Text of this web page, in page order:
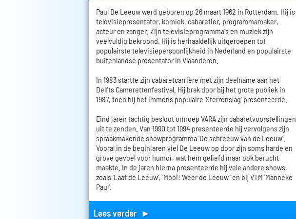
Paul De Leeuw werd geboren op 26 maart 1962 in Rotterdam. Hij is
televisiepresentator, komiek, cabaretier, programmamaker,
acteur en zanger. Zijn televisieprogramma's en muziek zijn
veelvuldig bekroond. Hij is herhaaldelijk uitgeroepen tot
populairste televisiepersoonlijkheid in Nederland en populairste
buitenlandse presentator in Vlaanderen.
In 1983 startte zijn cabaretcarrière met zijn deelname aan het
Delfts Camerettenfestival. Hij brak door bij het grote publiek in
1987, toen hij het immens populaire 'Sterrenslag' presenteerde.
Eind jaren tachtig besloot omroep VARA zijn cabaretvoorstellingen
uit te zenden. Van 1990 tot 1994 presenteerde hij vervolgens zijn
spraakmakende showprogramma 'De schreeuw van de Leeuw'.
Vooral in de beginjaren viel De Leeuw op door zijn soms harde en
grove gevoel voor humor, wat hem geliefd maar ook berucht
maakte. In de jaren hierna presenteerde hij vele andere shows,
zoals 'Laat de Leeuw', 'Mooi! Weer de Leeuw'' en bij VTM 'Manneke
Paul'.
Lees verder ►